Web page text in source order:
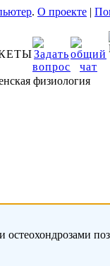
. О проекте |
физиология